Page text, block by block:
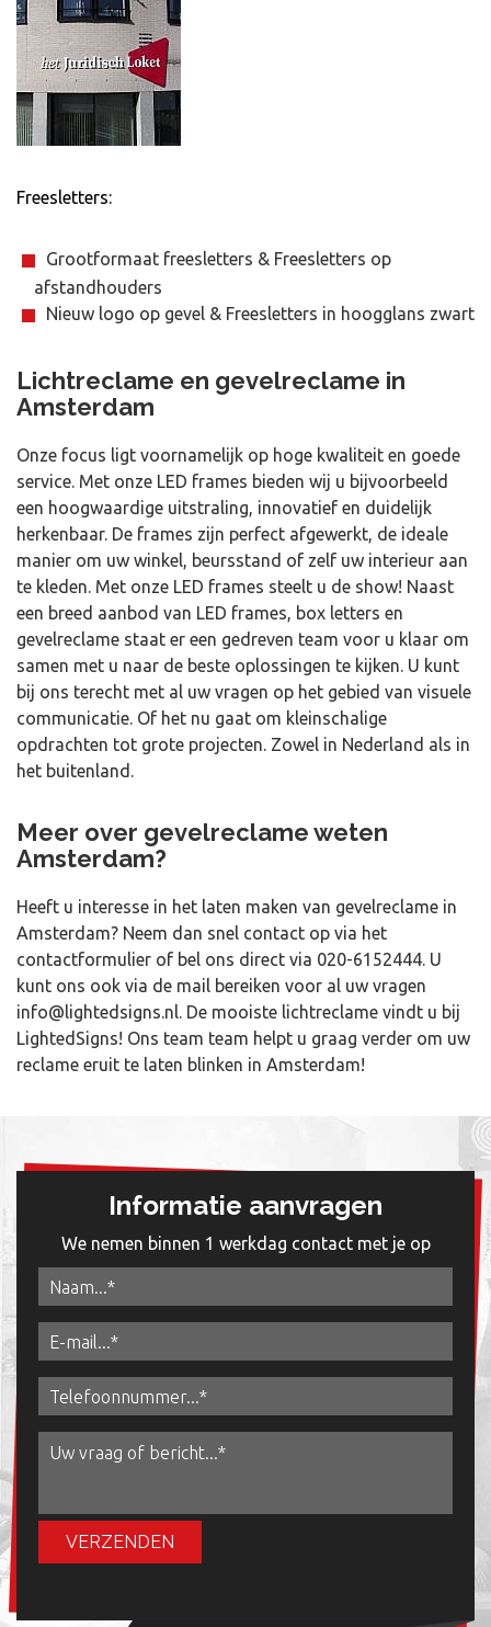
Freesletters:
Grootformaat freesletters & Freesletters op
afstandhouders
Nieuw logo op gevel & Freesletters in hoogglans zwart
Lichtreclame en gevelreclame in
Amsterdam
Onze focus ligt voornamelijk op hoge kwaliteit en goede
service. Met onze LED frames bieden wij u bijvoorbeeld
een hoogwaardige uitstraling, innovatief en duidelijk
herkenbaar. De frames zijn perfect afgewerkt, de ideale
manier om uw winkel, beursstand of zelf uw interieur aan
te kleden. Met onze LED frames steelt u de show! Naast
een breed aanbod van LED frames, box letters en
gevelreclame staat er een gedreven team voor u klaar om
samen met u naar de beste oplossingen te kijken. U kunt
bij ons terecht met al uw vragen op het gebied van visuele
communicatie. Of het nu gaat om kleinschalige
opdrachten tot grote projecten. Zowel in Nederland als in
het buitenland.
Meer over gevelreclame weten
Amsterdam?
Heeft u interesse in het laten maken van gevelreclame in
Amsterdam? Neem dan snel contact op via het
contactformulier of bel ons direct via 020-6152444. U
kunt ons ook via de mail bereiken voor al uw vragen
info@lightedsigns.nl. De mooiste lichtreclame vindt u bij
LightedSigns! Ons team team helpt u graag verder om uw
reclame eruit te laten blinken in Amsterdam!
Informatie aanvragen
We nemen binnen 1 werkdag contact met je op
VERZENDEN